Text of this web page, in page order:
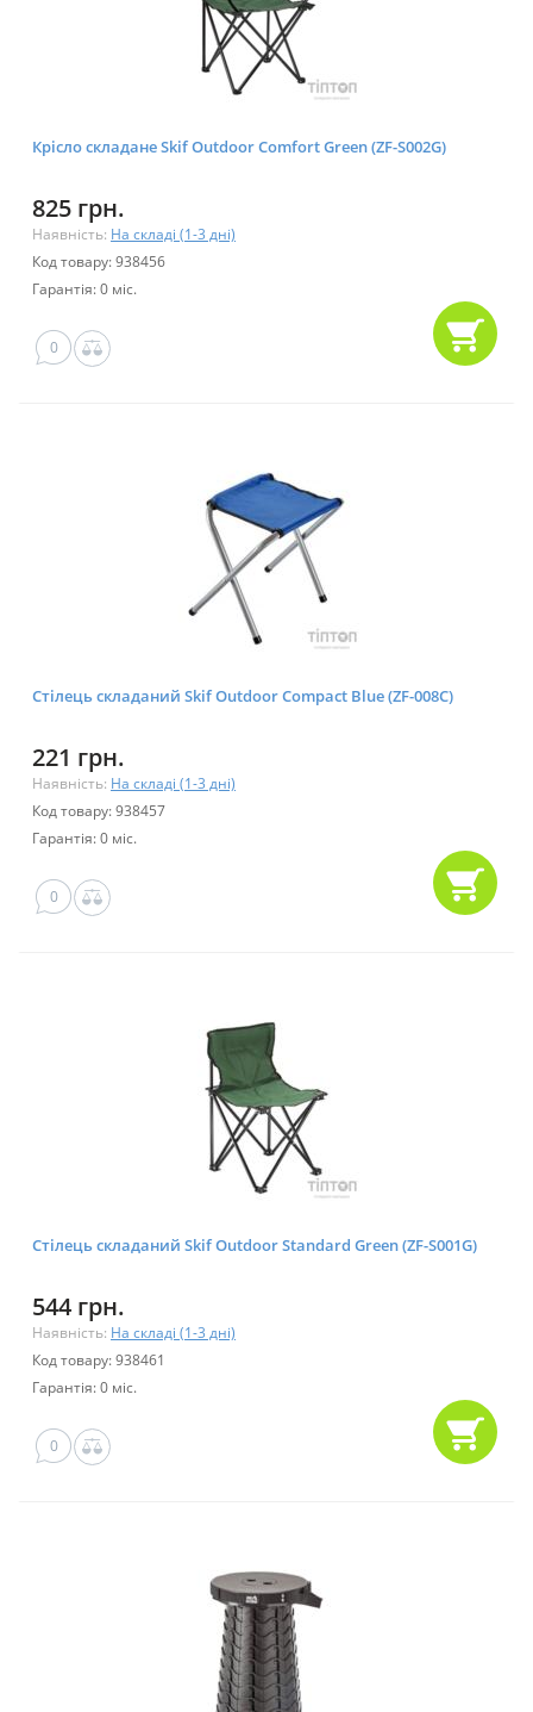
Крісло складане Skif Outdoor Comfort Green (ZF-S002G)
825 грн.
Наявність: На складі (1-3 дні)
Код товару: 938456
Гарантія: 0 міс.
0
Стілець складаний Skif Outdoor Compact Blue (ZF-008C)
221 грн.
Наявність: На складі (1-3 дні)
Код товару: 938457
Гарантія: 0 міс.
0
Стілець складаний Skif Outdoor Standard Green (ZF-S001G)
544 грн.
Наявність: На складі (1-3 дні)
Код товару: 938461
Гарантія: 0 міс.
0